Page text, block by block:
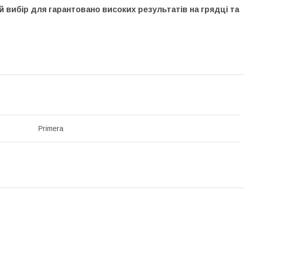
для гарантовано високих результатів на грядці та
Primera